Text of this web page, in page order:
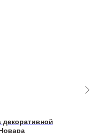
декоративной